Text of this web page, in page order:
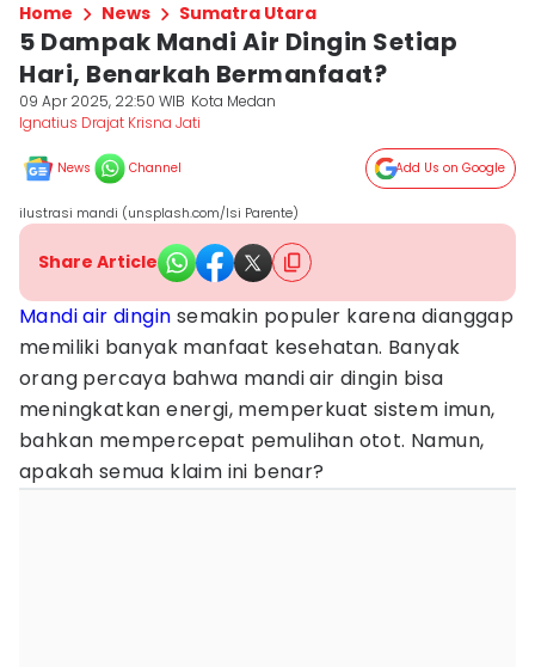
Home News Sumatra Utara
5 Dampak Mandi Air Dingin Setiap
Hari, Benarkah Bermanfaat?
09 Apr 2025, 22:50 WIB Kota Medan
Ignatius Drajat Krisna Jati
News Channel Add Us on Google
ilustrasi mandi (unsplash.com/Isi Parente)
Share Article
Mandi air dingin semakin populer karena dianggap
memiliki banyak manfaat kesehatan. Banyak
orang percaya bahwa mandi air dingin bisa
meningkatkan energi, memperkuat sistem imun,
bahkan mempercepat pemulihan otot. Namun,
apakah semua klaim ini benar?